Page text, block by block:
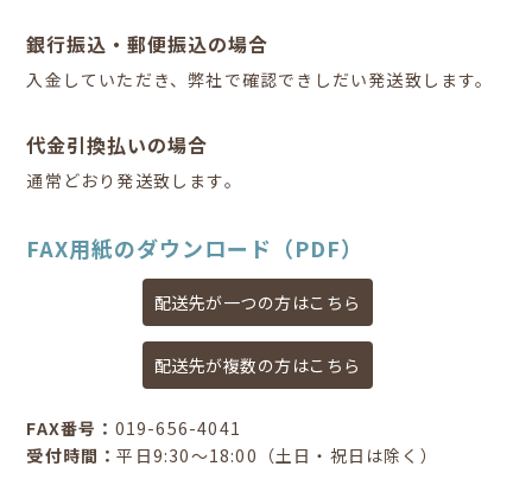
銀行振込・郵便振込の場合
入金していただき、弊社で確認できしだい発送致します。
代金引換払いの場合
通常どおり発送致します。
FAX用紙のダウンロード（PDF）
配送先が一つの方はこちら
配送先が複数の方はこちら
FAX番号： 019-656-4041
受付時間：平日9:30～18:00（土日・祝日は除く）